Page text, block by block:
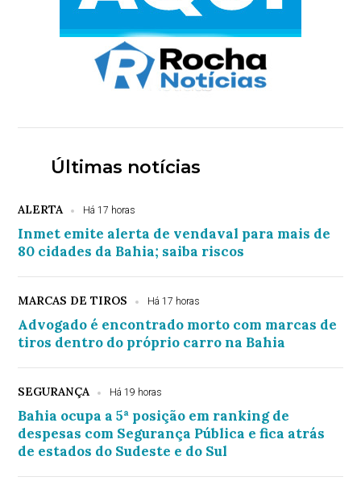
Últimas notícias
ALERTA Há 17 horas
Inmet emite alerta de vendaval para mais de
80 cidades da Bahia; saiba riscos
MARCAS DE TIROS Há 17 horas
Advogado é encontrado morto com marcas de
tiros dentro do próprio carro na Bahia
SEGURANÇA Há 19 horas
Bahia ocupa a 5ª posição em ranking de
despesas com Segurança Pública e fica atrás
de estados do Sudeste e do Sul